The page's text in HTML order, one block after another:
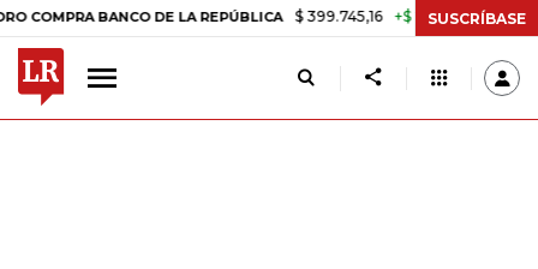
BANCO DE LA REPÚBLICA $ 399.745,16 +$ 2.295,71 +0,58%
SUSCRÍBASE